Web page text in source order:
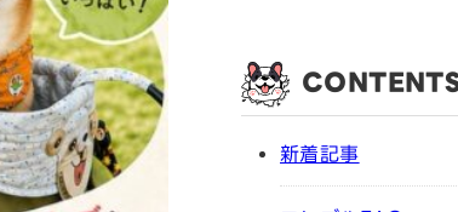
新着記事